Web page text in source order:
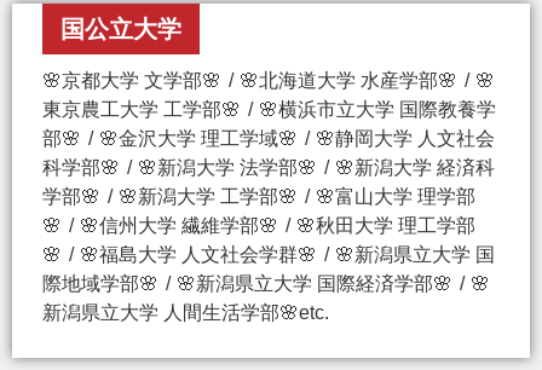
国公立大学
🌸京都大学 文学部🌸 🌸北海道大学 水産学部🌸
🌸
東京農工大学 工学部🌸
🌸横浜市立大学 国際教養学
部🌸
🌸金沢大学 理工学域🌸
🌸静岡大学 人文社会
科学部🌸
🌸新潟大学 法学部🌸
🌸新潟大学 経済科
学部🌸
🌸新潟大学 工学部🌸
🌸富山大学 理学部
🌸
🌸信州大学 繊維学部🌸
🌸秋田大学 理工学部
🌸
🌸福島大学 人文社会学群🌸
🌸新潟県立大学 国
際地域学部🌸
🌸新潟県立大学 国際経済学部🌸
🌸
新潟県立大学 人間生活学部🌸etc.